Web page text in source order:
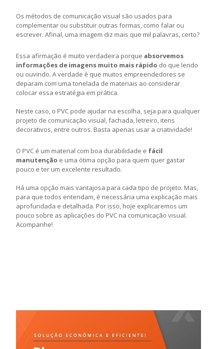
Os métodos de comunicação visual são usados ​​para
complementar ou substituir outras formas, como falar ou
escrever. Afinal, uma imagem diz mais que mil palavras, certo?
Essa afirmação é muito verdadeira porque absorvemos
informações de imagens muito mais rápido do que lendo
ou ouvindo. A verdade é que muitos empreendedores se
deparam com uma tonelada de materiais ao considerar
colocar essa estratégia em prática.
Neste caso, o PVC pode ajudar na escolha, seja para qualquer
projeto de comunicação visual, fachada, letreiro, itens
decorativos, entre outros. Basta apenas usar a criatividade!
O PVC é um material com boa durabilidade e fácil
manutenção e uma ótima opção para quem quer gastar
pouco e ter um excelente resultado.
Há uma opção mais vantajosa para cada tipo de projeto. Mas,
para que todos entendam, é necessária uma explicação mais
aprofundada e detalhada. Por isso, hoje explicaremos um
pouco sobre as aplicações do PVC na comunicação visual.
Acompanhe!